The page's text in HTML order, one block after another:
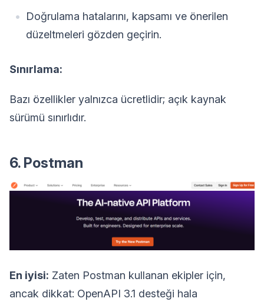
Doğrulama hatalarını, kapsamı ve önerilen
düzeltmeleri gözden geçirin.
Sınırlama:
Bazı özellikler yalnızca ücretlidir; açık kaynak
sürümü sınırlıdır.
6. Postman
En iyisi: Zaten Postman kullanan ekipler için,
ancak dikkat: OpenAPI 3.1 desteği hala